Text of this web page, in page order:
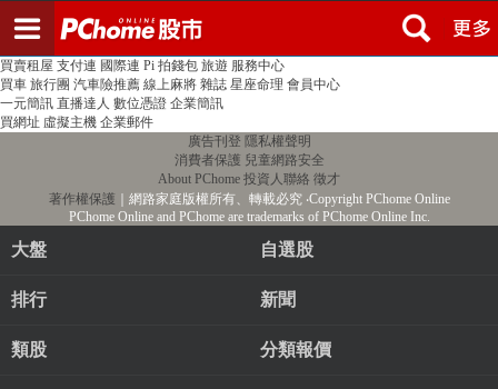
PChome首頁 線上購物 24h購物 書店
買賣租屋 支付連 國際連 Pi 拍錢包 旅遊 服務中心
買車 旅行團 汽車險推薦 線上麻將 雜誌 星座命理 會員中心
一元簡訊 直播達人 數位憑證 企業簡訊
買網址 虛擬主機 企業郵件
廣告刊登 隱私權聲明
消費者保護 兒童網路安全
About PChome 投資人聯絡 徵才
著作權保護 ｜網路家庭版權所有、轉載必究‧Copyright PChome Online
PChome Online and PChome are trademarks of PChome Online Inc.
大盤 自選股
排行 新聞
類股 分類報價